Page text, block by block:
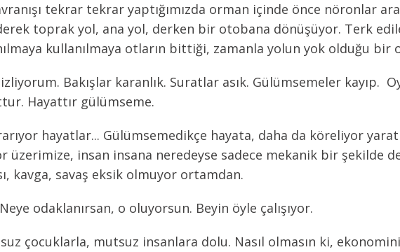
tekrar tekrar yaptığımızda orman içinde önce nöronlar
toprak yol, ana yol, derken bir otobana dönüşüyor. Terk
kullanılmaya otların bittiği, zamanla yolun yok olduğu bir
Bakışlar karanlık. Suratlar asık. Gülümsemeler kayıp.
Hayattır gülümseme.
hayatlar... Gülümsemedikçe hayata, daha da köreliyor
üzerimize, insan insana neredeyse sadece mekanik bir şekilde
kavga, savaş eksik olmuyor ortamdan.
odaklanırsan, o oluyorsun. Beyin öyle çalışıyor.
çocuklarla, mutsuz insanlara dolu. Nasıl olmasın ki,